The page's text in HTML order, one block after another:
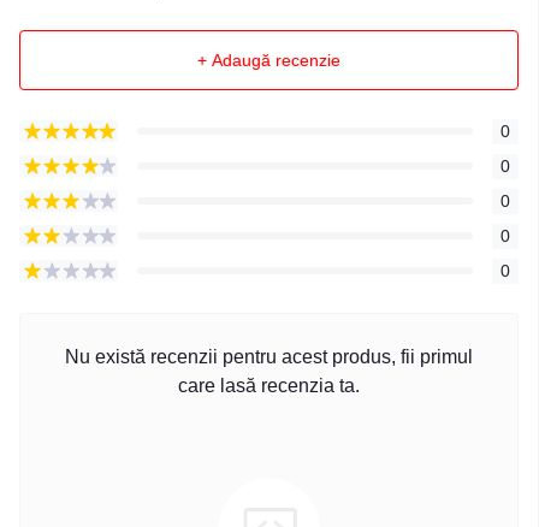
+ Adaugă recenzie
0
0
0
0
0
Nu există recenzii pentru acest produs, fii primul
care lasă recenzia ta.